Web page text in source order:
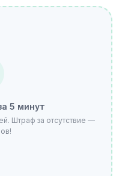
5 минут
Штраф за отсутствие —